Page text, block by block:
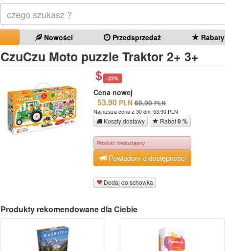
Nowości Przedsprzedaż Rabaty
CzuCzu Moto puzzle Traktor 2+ 3+
-23%
Cena nowej
53.90 PLN 69.90 PLN
Najniższa cena z 30 dni: 53.90 PLN
Koszty dostawy Rabat0 %
Produkt niedostępny
Powiadom o dostępności
Dodaj do schowka
Produkty rekomendowane dla Ciebie